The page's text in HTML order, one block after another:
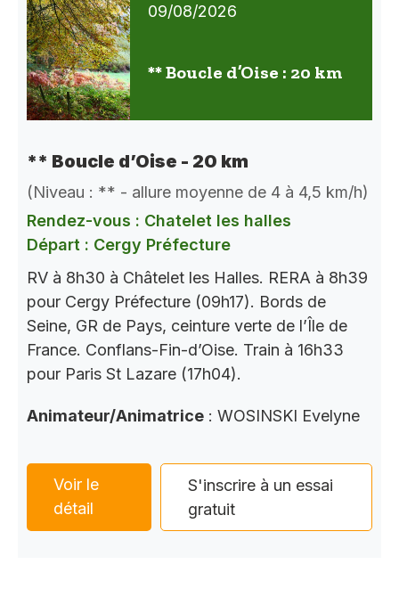
09/08/2026
** Boucle d’Oise : 20 km
** Boucle d’Oise - 20 km
(Niveau : ** - allure moyenne de 4 à 4,5 km/h)
Rendez-vous : Chatelet les halles
Départ : Cergy Préfecture
RV à 8h30 à Châtelet les Halles. RERA à 8h39
pour Cergy Préfecture (09h17). Bords de
Seine, GR de Pays, ceinture verte de l’Île de
France. Conflans-Fin-d’Oise. Train à 16h33
pour Paris St Lazare (17h04).
Animateur/Animatrice : WOSINSKI Evelyne
Voir le
détail
S'inscrire à un essai
gratuit